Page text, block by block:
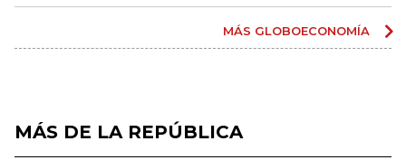
MÁS GLOBOECONOMÍA
MÁS DE LA REPÚBLICA